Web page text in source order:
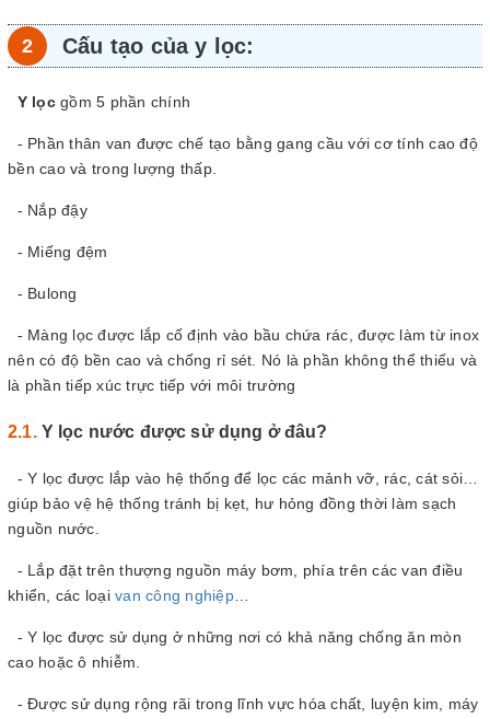
Cấu tạo của y lọc:
Y lọcgồm 5 phần chính
- Phần thân van được chế tạo bằng gang cầu với cơ tính cao độ
bền cao và trong lượng thấp.
- Nắp đậy
- Miếng đệm
- Bulong
- Màng lọc được lắp cố định vào bầu chứa rác, được làm từ inox
nên có độ bền cao và chống rỉ sét. Nó là phần không thể thiếu và
là phần tiếp xúc trực tiếp với môi trường
Y lọc nước được sử dụng ở đâu?
- Y lọc được lắp vào hệ thống để lọc các mảnh vỡ, rác, cát sỏi…
giúp bảo vệ hệ thống tránh bị kẹt, hư hỏng đồng thời làm sạch
nguồn nước.
- Lắp đặt trên thượng nguồn máy bơm, phía trên các van điều
khiển, các loại van công nghiệp…
- Y lọc được sử dụng ở những nơi có khả năng chống ăn mòn
cao hoặc ô nhiễm.
- Được sử dụng rộng rãi trong lĩnh vực hóa chất, luyện kim, máy